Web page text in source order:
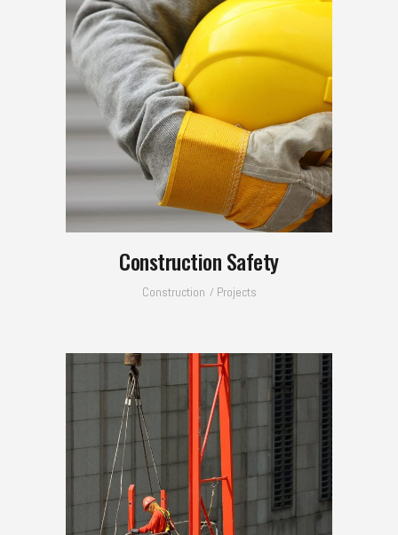
Construction Safety
Construction Projects